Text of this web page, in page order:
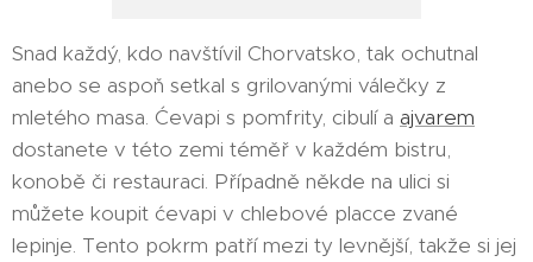
Snad každý, kdo navštívil Chorvatsko, tak ochutnal
anebo se aspoň setkal s grilovanými válečky z
mletého masa. Ćevapi s pomfrity, cibulí a ajvarem
dostanete v této zemi téměř v každém bistru,
konobě či restauraci. Případně někde na ulici si
můžete koupit ćevapi v chlebové placce zvané
lepinje. Tento pokrm patří mezi ty levnější, takže si jej